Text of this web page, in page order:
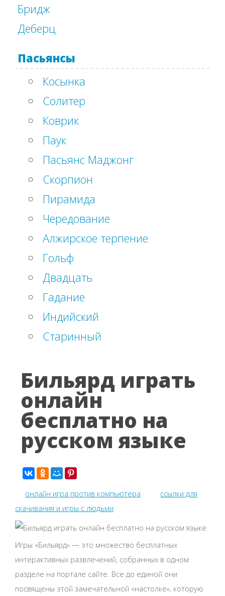
Бридж
Деберц
Пасьянсы
Косынка
Солитер
Коврик
Паук
Пасьянс Маджонг
Скорпион
Пирамида
Чередование
Алжирское терпение
Гольф
Двадцать
Гадание
Индийский
Старинный
Бильярд играть
онлайн
бесплатно на
русском языке
онлайн игра против компьютера
ссылки для
скачивания и игры с людьми
Игры «Бильярд» — это множество бесплатных
интерактивных развлечений, собранных в одном
разделе на портале сайте. Все до единой они
посвящены этой замечательной «настолке», которую